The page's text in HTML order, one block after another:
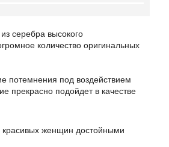
серебра высокого
количество оригинальных
потемнения под воздействием
прекрасно подойдет в качестве
женщин достойными